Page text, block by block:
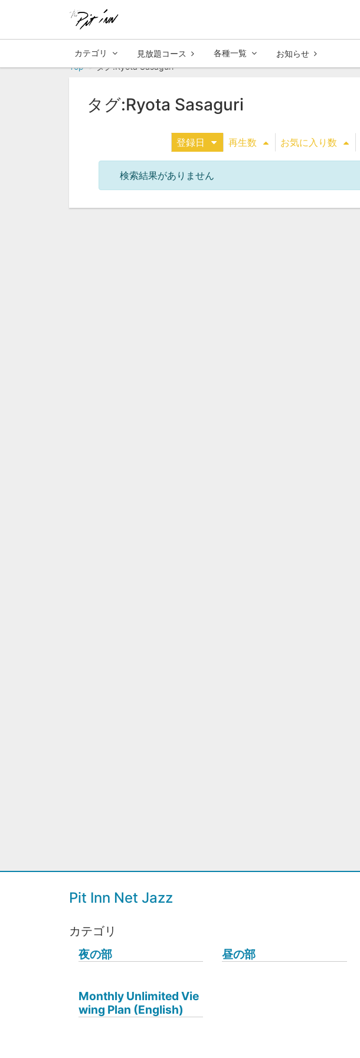
カテゴリ 見放題コース 各種一覧 お知らせ
Top
タグ:Ryota Sasaguri
タグ:Ryota Sasaguri
登録日 再生数 お気に入り数
検索結果がありません
Pit Inn Net Jazz
カテゴリ
夜の部
昼の部
Monthly Unlimited Vie
wing Plan (English)